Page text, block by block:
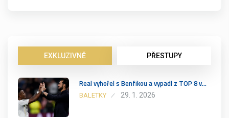
EXKLUZIVNĚ PŘESTUPY
Real vyhořel s Benfikou a vypadl z TOP 8 v…
BALETKY 29. 1. 2026